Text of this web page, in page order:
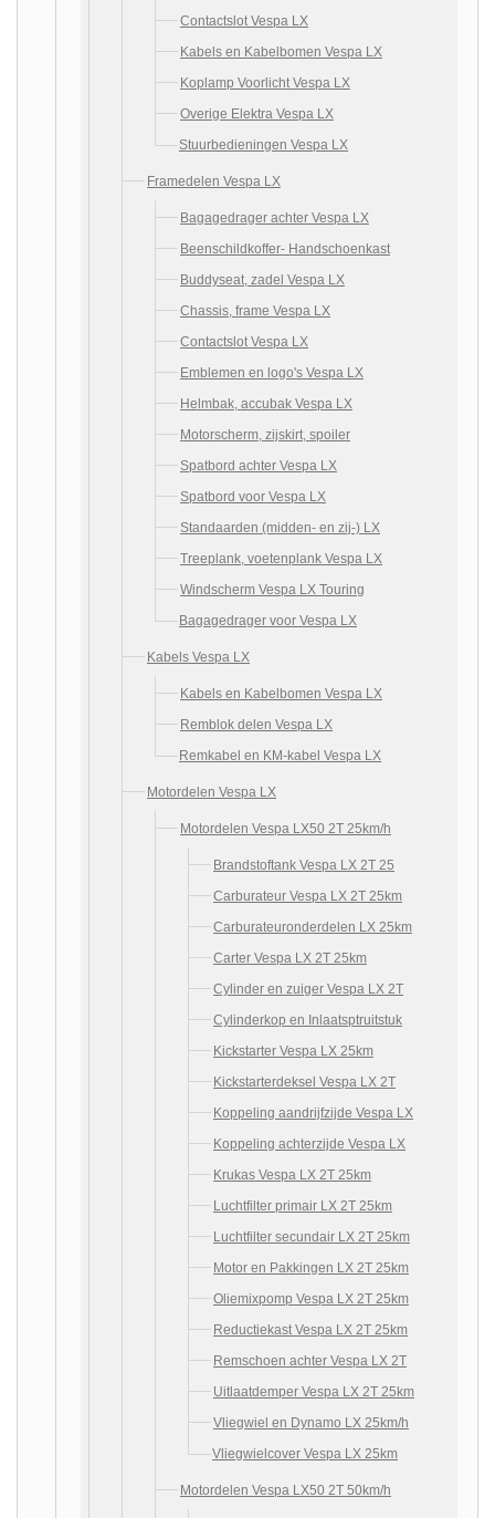
Contactslot Vespa LX
Kabels en Kabelbomen Vespa LX
Koplamp Voorlicht Vespa LX
Overige Elektra Vespa LX
Stuurbedieningen Vespa LX
Framedelen Vespa LX
Bagagedrager achter Vespa LX
Beenschildkoffer- Handschoenkast
Buddyseat, zadel Vespa LX
Chassis, frame Vespa LX
Contactslot Vespa LX
Emblemen en logo's Vespa LX
Helmbak, accubak Vespa LX
Motorscherm, zijskirt, spoiler
Spatbord achter Vespa LX
Spatbord voor Vespa LX
Standaarden (midden- en zij-) LX
Treeplank, voetenplank Vespa LX
Windscherm Vespa LX Touring
Bagagedrager voor Vespa LX
Kabels Vespa LX
Kabels en Kabelbomen Vespa LX
Remblok delen Vespa LX
Remkabel en KM-kabel Vespa LX
Motordelen Vespa LX
Motordelen Vespa LX50 2T 25km/h
Brandstoftank Vespa LX 2T 25
Carburateur Vespa LX 2T 25km
Carburateuronderdelen LX 25km
Carter Vespa LX 2T 25km
Cylinder en zuiger Vespa LX 2T
Cylinderkop en Inlaatsptruitstuk
Kickstarter Vespa LX 25km
Kickstarterdeksel Vespa LX 2T
Koppeling aandrijfzijde Vespa LX
Koppeling achterzijde Vespa LX
Krukas Vespa LX 2T 25km
Luchtfilter primair LX 2T 25km
Luchtfilter secundair LX 2T 25km
Motor en Pakkingen LX 2T 25km
Oliemixpomp Vespa LX 2T 25km
Reductiekast Vespa LX 2T 25km
Remschoen achter Vespa LX 2T
Uitlaatdemper Vespa LX 2T 25km
Vliegwiel en Dynamo LX 25km/h
Vliegwielcover Vespa LX 25km
Motordelen Vespa LX50 2T 50km/h